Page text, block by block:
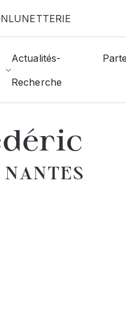
LUNETTERIE
Actualités-
Recherche
Nantes Thomas Frédéric